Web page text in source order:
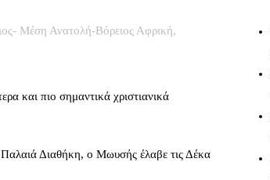
Μέση Ανατολή-Βόρειος Αφρική,
και πιο σημαντικά χριστιανικά
Διαθήκη, ο Μωυσής έλαβε τις Δέκα